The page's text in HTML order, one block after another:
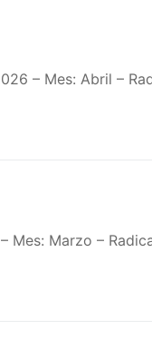
– Mes: Abril –
Mes: Marzo –